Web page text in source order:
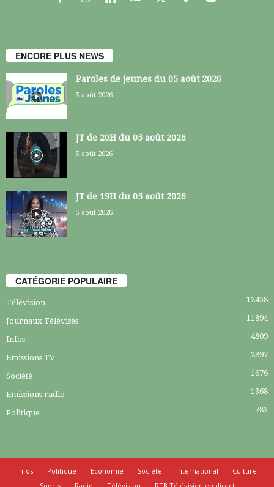
ENCORE PLUS NEWS
Paroles de jeunes du 05 août 2026
5 août 2026
JT de 20H du 05 août 2026
5 août 2026
JT de 19H du 05 août 2026
5 août 2026
CATÉGORIE POPULAIRE
Télévision 12458
Journaux Télévisés 11894
Infos 4809
Emissions TV 2897
Société 1676
Emissions radio 1368
Politique 783
Infos Politique Economie Société International
Culture